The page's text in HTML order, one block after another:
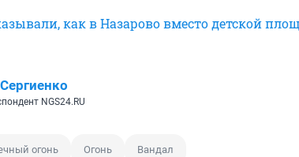
как в Назарово вместо детской
NGS24.RU
огонь Огонь Вандал